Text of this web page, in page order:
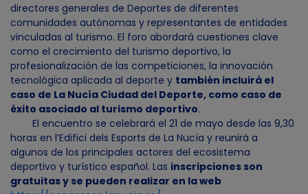
directores generales de Deportes de diferentes
comunidades autónomas y representantes de entidades
vinculadas al turismo. El foro abordará cuestiones clave
como el crecimiento del turismo deportivo, la
profesionalización de las competiciones, la innovación
tecnológica aplicada al deporte y también incluirá el
caso de La Nucía Ciudad del Deporte, como caso de
éxito asociado al turismo deportivo.
El encuentro se celebrará el 21 de mayo desde las 9,30
horas en l’Edifici dels Esports de La Nucía y reunirá a
algunos de los principales actores del ecosistema
deportivo y turístico español. Las inscripciones son
gratuitas y se pueden realizar en la web